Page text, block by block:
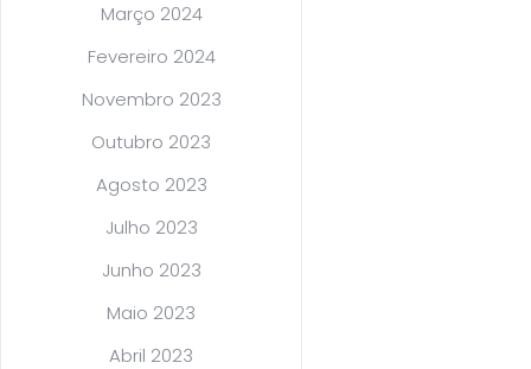
Março 2024
Fevereiro 2024
Novembro 2023
Outubro 2023
Agosto 2023
Julho 2023
Junho 2023
Maio 2023
Abril 2023